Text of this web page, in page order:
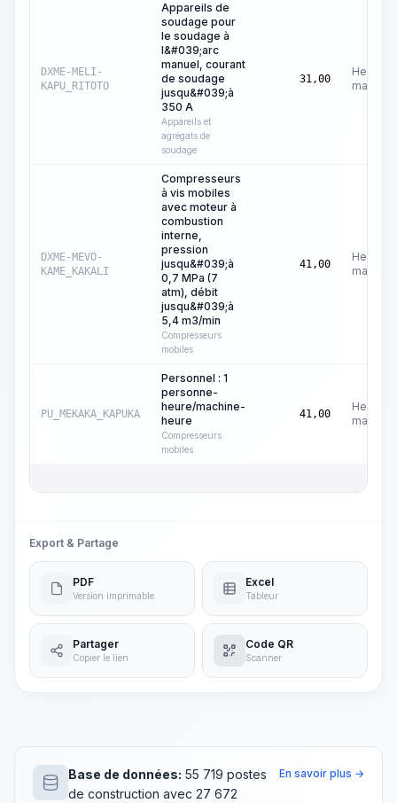
DXME-MELI-
KAPU_RITOTO
Appareils de
soudage pour
le soudage à
l&#039;arc
manuel, courant
de soudage
jusqu&#039;à
350 A
Appareils et
agrégats de
soudage
31,00
Heures
machine
DXME-MEVO-
KAME_KAKALI
Compresseurs
à vis mobiles
avec moteur à
combustion
interne,
pression
jusqu&#039;à
0,7 MPa (7
atm), débit
jusqu&#039;à
5,4 m3/min
Compresseurs
mobiles
41,00
Heures
machine
PU_MEKAKA_KAPUKA
Personnel : 1
personne-
heure/machine-
heure
Compresseurs
mobiles
41,00
Heures
machine
Export & Partage
PDF
Version imprimable
Excel
Tableur
Partager
Copier le lien
Code QR
Scanner
Base de données: 55 719 postes
de construction avec 27 672
En savoir plus →